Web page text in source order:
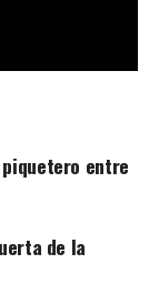
piquetero entre
de la